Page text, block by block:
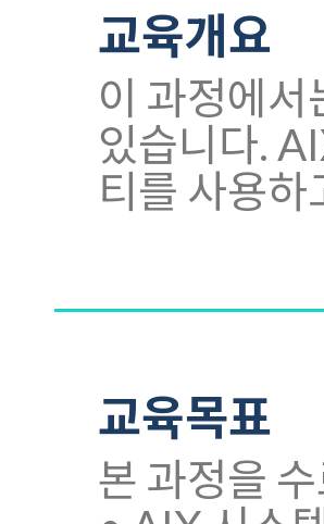
교육개요
이 과정에
있습니다.
티를 사용
교육목표
본 과정을